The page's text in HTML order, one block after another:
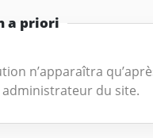
a priori
n’apparaîtra
du site.